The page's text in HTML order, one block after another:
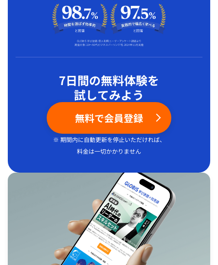
7日間の無料体験を
試してみよう
無料で会員登録
※ 期間内に自動更新を停止いただければ、
料金は一切かかりません